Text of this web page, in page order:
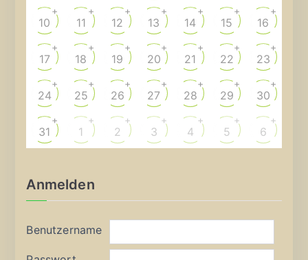
10
+
11
+
12
+
13
+
14
+
15
+
16
+
17
+
18
+
19
+
20
+
21
+
22
+
23
+
24
+
25
+
26
+
27
+
28
+
29
+
30
+
31
+
1
+
2
+
3
+
4
+
5
+
6
+
Anmelden
Benutzername